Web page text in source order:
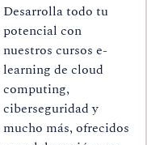
Desarrolla todo tu
potencial con
nuestros cursos e-
learning de cloud
computing,
ciberseguridad y
mucho más, ofrecidos